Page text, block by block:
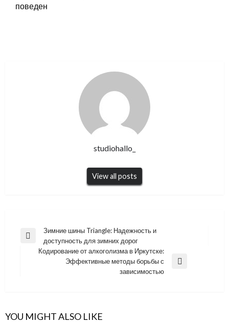
поведен
studiohallo_
View all posts
Навигация
Previous
Зимние шины Triangle: Надежность и
доступность для зимних дорог
Кодирование от алкоголизма в Иркутске:
Эффективные методы борьбы с
зависимостью
YOU MIGHT ALSO LIKE